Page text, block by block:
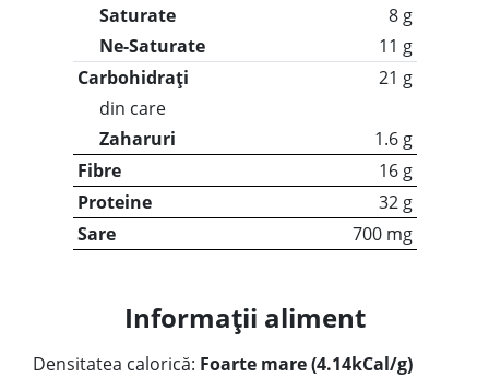
Saturate
8 g
Ne-Saturate
11 g
Carbohidrați
21 g
din care
Zaharuri
1.6 g
Fibre
16 g
Proteine
32 g
Sare
700 mg
Informații aliment
Densitatea calorică: Foarte mare (4.14kCal/g)